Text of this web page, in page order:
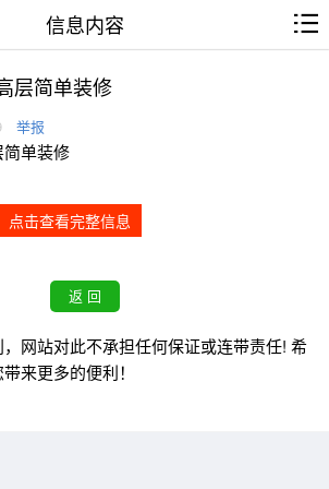
信息内容
层简单装修
举报
单装修
点击查看完整信息
网站对此不承担任何保证或连带责任! 希
来更多的便利！